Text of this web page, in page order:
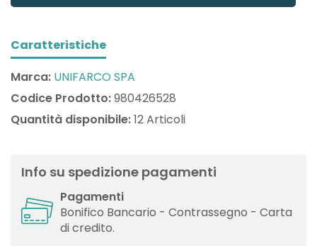
Caratteristiche
Marca: UNIFARCO SPA
Codice Prodotto:980426528
Quantità disponibile:12 Articoli
Info su spedizione pagamenti
Pagamenti
Bonifico Bancario - Contrassegno - Carta
di credito.